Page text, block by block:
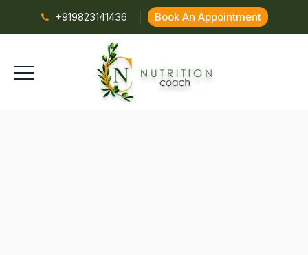
+919823141436 Book An Appointment